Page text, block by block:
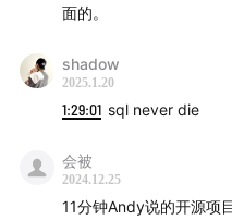
架、数据存储和处理方式
另一位返厂嘉宾也是绝对
贾扬清, 从 Google Brain
作为 Caffee2, Pytorch 的
致力打造 AI cloud，又看
面的。
shadow
2025.1.20
1:29:01 sql never die
会被
2024.12.25
11分钟Andy说的开源项